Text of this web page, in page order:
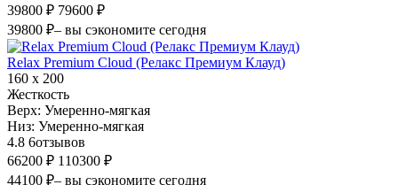
39800 ₽ 79600 ₽
39800 ₽– вы сэкономите сегодня
Relax Premium Cloud (Релакс Премиум Клауд)
160 х 200
Жесткость
Верх: Умеренно-мягкая
Низ: Умеренно-мягкая
4.8 6отзывов
66200 ₽ 110300 ₽
44100 ₽– вы сэкономите сегодня